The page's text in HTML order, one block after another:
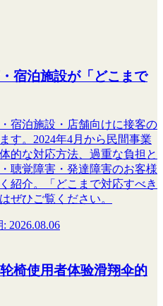
宿泊施設が「どこまで
宿泊施設・店舗向けに接客の
す。2024年4月から民間事業
的な対応方法、過重な負担と
聴覚障害・発達障害のお客様
紹介。「どこまで対応すべき
ぜひご覧ください。
: 2026.08.06
椅使用者体验滑翔伞的